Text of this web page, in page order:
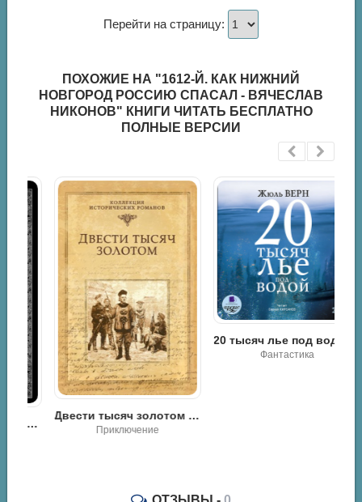
Перейти на страницу:
ПОХОЖИЕ НА "1612-Й. КАК НИЖНИЙ
НОВГОРОД РОССИЮ СПАСАЛ - ВЯЧЕСЛАВ
НИКОНОВ" КНИГИ ЧИТАТЬ БЕСПЛАТНО
ПОЛНЫЕ ВЕРСИИ
Двести тысяч золотом - Василий Веденеев
Приключение
20 тысяч лье под водой. На 2-х CD. Диск 2
Фантастика